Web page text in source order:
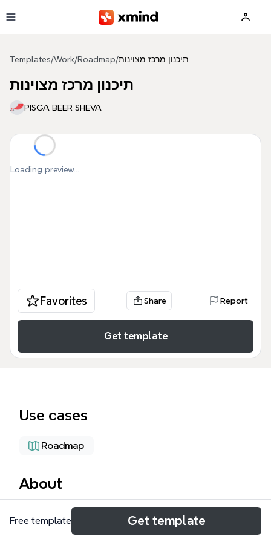
Templates/Work/Roadmap/תיכנון מרכז מצוינות
תיכנון מרכז מצוינות
PISGA BEER SHEVA
Loading preview...
Favorites Share Report
Get template
Use cases
Roadmap
About
תיכנון מרכז מצוינות הוא תבנית מפת חשיבה מקיפה
הכוללת 71 צמתים ו-6 ענפים ראשיים, המיועדת למנהלי
Free template Get template